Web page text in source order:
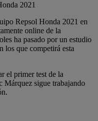
2021
Repsol Honda 2021 en
online de la
ha pasado por un estudio
los que competirá esta
el primer test de la
Márquez sigue trabajando